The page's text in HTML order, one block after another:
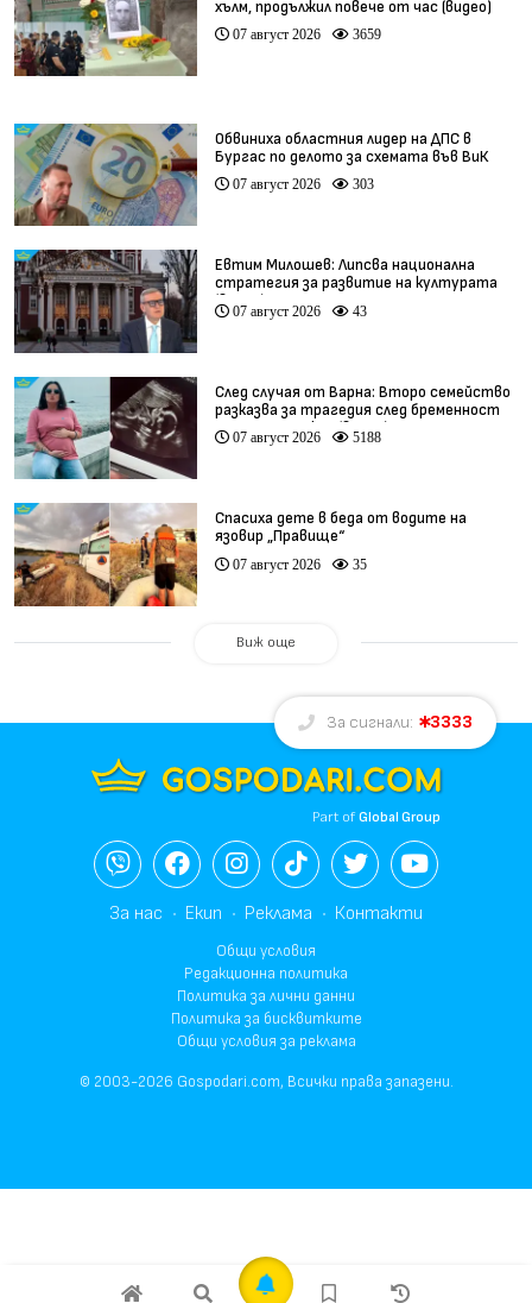
хълм, продължил повече от час (видео)
07 август 2026 3659
Обвиниха областния лидер на ДПС в
Бургас по делото за схемата във ВиК
07 август 2026 303
Евтим Милошев: Липсва национална
стратегия за развитие на културата
(видео)
07 август 2026 43
След случая от Варна: Второ семейство
разказва за трагедия след бременност
при същия лекар (видео)
07 август 2026 5188
Спасиха дете в беда от водите на
язовир „Правище“
07 август 2026 35
Виж още
За сигнали: 3333
Part ofGlobal Group
За нас Екип Реклама Контакти
Общи условия
Редакционна политика
Политика за лични данни
Политика за бисквитките
Общи условия за реклама
© 2003-2026 Gospodari.com, Всички права запазени.